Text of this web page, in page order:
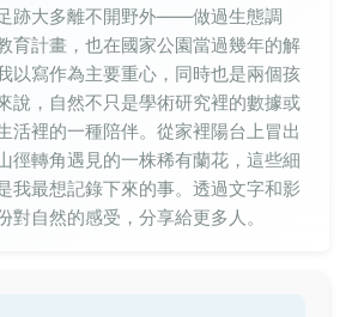
跡大多離不開野外——做過生態調
育計畫，也在國家公園當過幾年的解
以寫作為主要重心，同時也是兩個孩
說，自然不只是學術研究裡的數據或
活裡的一種陪伴。從家裡陽台上冒出
徑轉角遇見的一株稀有蘭花，這些細
我最想記錄下來的事。透過文字和影
對自然的感受，分享給更多人。